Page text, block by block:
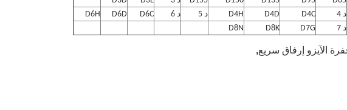
د 4
D4C
D4D
D4H د 5 د 6 D6C
D6D
D6H
د 7
D7G
D8K
D8N
,